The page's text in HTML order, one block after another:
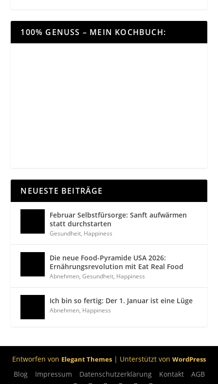
100% GENUSS – MEIN KOCHBUCH:
NEUESTE BEITRÄGE
Februar Selbstfürsorge: Sanft aufwärmen
statt durchstarten
Gesundheit, Happiness
Die neue Food-Pyramide USA 2026:
Ernährungsrevolution mit Eat Real Food
Abnehmen,Gesundheit, Happiness
Ich bin so fertig: Der 1. Januar ist eine Lüge
Abnehmen, Happiness
Entworfen von Elegant Themes | Unterstützt von WordPress
Blog Impressum Datenschutzerklärung Kontakt AGB